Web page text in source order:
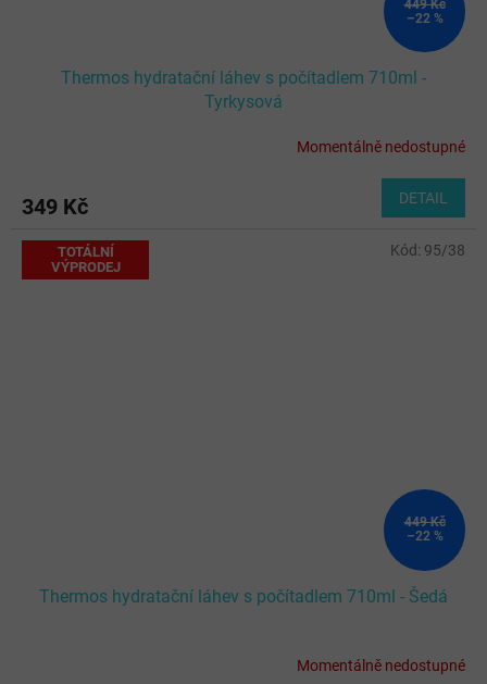
449 Kč
–22 %
Thermos hydratační láhev s počítadlem 710ml -
Tyrkysová
Momentálně nedostupné
349 Kč DETAIL
TOTÁLNÍ
VÝPRODEJ
449 Kč
–22 %
Thermos hydratační láhev s počítadlem 710ml - Šedá
Momentálně nedostupné
Kód: 95/38